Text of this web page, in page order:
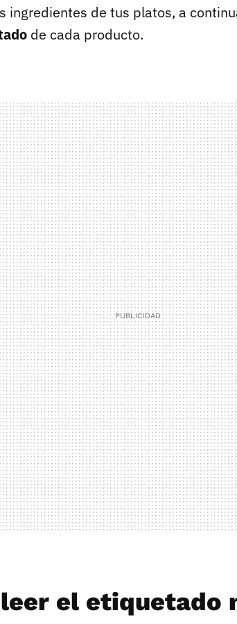
ingredientes de tus platos, a
de cada producto.
el etiquetado